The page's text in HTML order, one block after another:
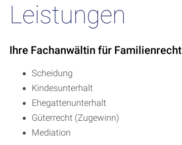
Leistungen
Ihre Fachanwältin für Familienrecht
Scheidung
Kindesunterhalt
Ehegattenunterhalt
Güterrecht (Zugewinn)
Mediation